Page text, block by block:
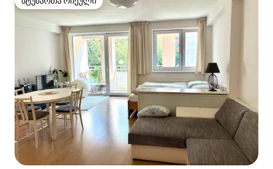
სტუმართა რჩეული